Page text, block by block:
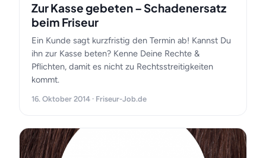
Zur Kasse gebeten – Schadenersatz
beim Friseur
Ein Kunde sagt kurzfristig den Termin ab! Kannst Du
ihn zur Kasse beten? Kenne Deine Rechte &
Pflichten, damit es nicht zu Rechtsstreitigkeiten
kommt.
16. Oktober 2014 · Friseur-Job.de